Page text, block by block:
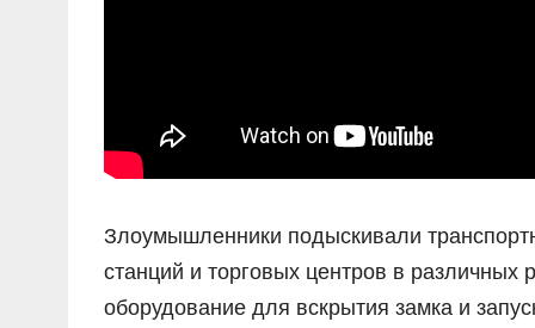
Злоумышленники подыскивали
станций и торговых центров в различных
оборудование для вскрытия замка и